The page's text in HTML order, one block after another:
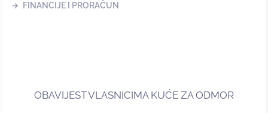
FINANCIJE I PRORAČUN
OBAVIJEST VLASNICIMA KUĆE ZA ODMOR